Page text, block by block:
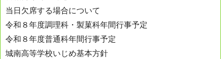
ョ
ン
当日欠席する場合について
令和８年度調理科・製菓科年間行事予定
令和８年度普通科年間行事予定
城南高等学校いじめ基本方針